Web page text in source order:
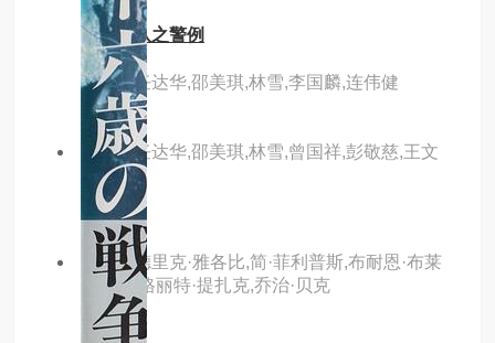
机动部队之警例
主演：任达华,邵美琪,林雪,李国麟,连伟健
主演：任达华,邵美琪,林雪,曾国祥,彭敬慈,王文
成,吴丽
主演：德里克·雅各比,简·菲利普斯,布耐恩·布莱
塞得,玛格丽特·提扎克,乔治·贝克